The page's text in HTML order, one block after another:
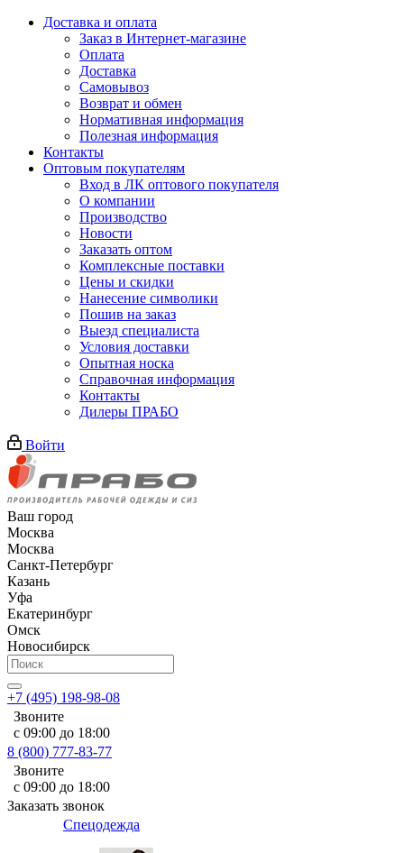
Доставка и оплата
Заказ в Интернет-магазине
Оплата
Доставка
Самовывоз
Возврат и обмен
Нормативная информация
Полезная информация
Контакты
Оптовым покупателям
Вход в ЛК оптового покупателя
О компании
Производство
Новости
Заказать оптом
Комплексные поставки
Цены и скидки
Нанесение символики
Пошив на заказ
Выезд специалиста
Условия доставки
Опытная носка
Справочная информация
Контакты
Дилеры ПРАБО
Войти
Ваш город
Москва
Москва
Санкт-Петербург
Казань
Уфа
Екатеринбург
Омск
Новосибирск
+7 (495) 198-98-08
Звоните
с 09:00 до 18:00
8 (800) 777-83-77
Звоните
с 09:00 до 18:00
Заказать звонок
Спецодежда